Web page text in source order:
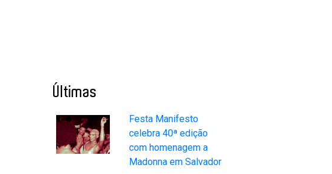
Últimas
Festa Manifesto
celebra 40ª edição
com homenagem a
Madonna em Salvador